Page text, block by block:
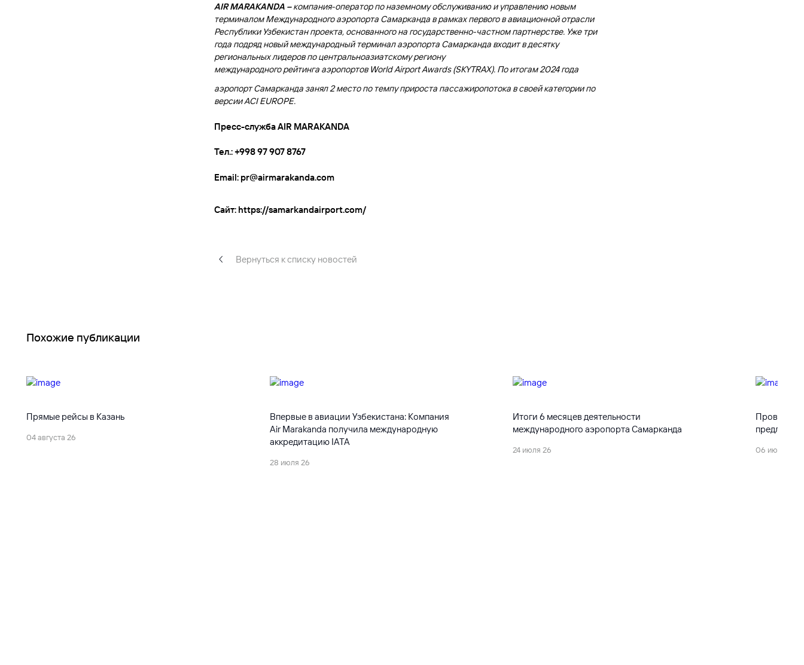
AIRMARAKANDA –компания-оператор по наземному обслуживанию и управлению новым
терминалом Международного аэропорта Самарканда в рамках первого в авиационной отрасли
Республики Узбекистан проекта, основанного на государственно-частном партнерстве. Уже три
года подряд новый международный терминал аэропорта Самарканда входит в десятку
региональных лидеров по центральноазиатскому региону
международного рейтинга аэропортов World Airport Awards (SKYTRAX). По итогам 2024 года
аэропорт Самарканда занял 2 место по темпу прироста пассажиропотока в своей категории по
версии ACI EUROPE.
Пресс-службаAIR MARAKANDA
Тел.: +998 97 907 8767
Email: pr@airmarakanda.com
Сайт: https://samarkandairport.com/
Вернуться к списку новостей
Похожие публикации
Прямые рейсы в Казань
04 августа 26
Впервые в авиации Узбекистана: Компания
Air Marakanda получила международную
аккредитацию IATA
28 июля 26
Итоги 6 месяцев деятельности
международного аэропорта Самарканда
24 июля 26 06 июля 26